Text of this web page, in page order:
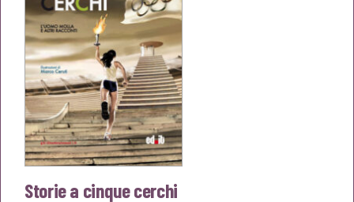
Storie a cinque cerchi